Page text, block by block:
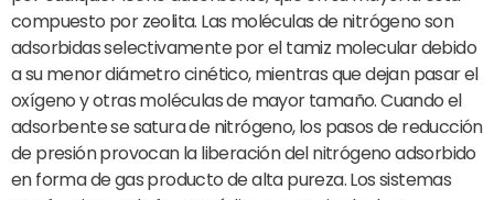
compuesto por zeolita. Las moléculas de nitrógeno son
adsorbidas selectivamente por el tamiz molecular debido
a su menor diámetro cinético, mientras que dejan pasar el
oxígeno y otras moléculas de mayor tamaño. Cuando el
adsorbente se satura de nitrógeno, los pasos de reducción
de presión provocan la liberación del nitrógeno adsorbido
en forma de gas producto de alta pureza. Los sistemas